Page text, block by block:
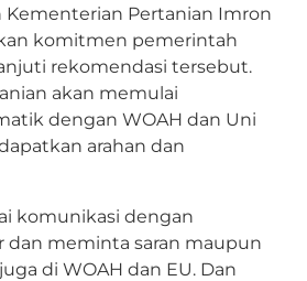
Kementerian Pertanian Imron
komitmen pemerintah
rekomendasi tersebut.
akan memulai
dengan WOAH dan Uni
arahan dan
komunikasi dengan
dan meminta saran maupun
di WOAH dan EU. Dan